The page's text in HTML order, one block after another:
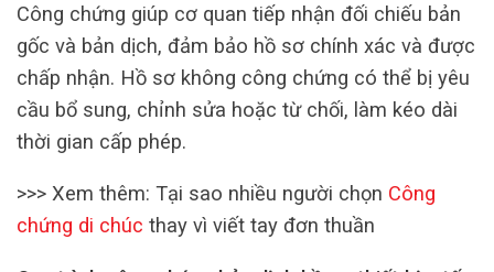
Công chứng giúp cơ quan tiếp nhận đối chiếu bản
gốc và bản dịch, đảm bảo hồ sơ chính xác và được
chấp nhận. Hồ sơ không công chứng có thể bị yêu
cầu bổ sung, chỉnh sửa hoặc từ chối, làm kéo dài
thời gian cấp phép.
>>> Xem thêm: Tại sao nhiều người chọn Công
chứng di chúc thay vì viết tay đơn thuần